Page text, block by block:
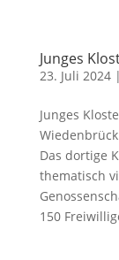
Junges
23. Juli 2024|
Junges
Das dortige
thematisch
150